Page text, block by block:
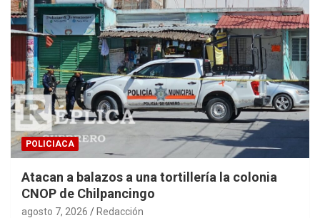
POLICIACA
Atacan a balazos a una tortillería la colonia
CNOP de Chilpancingo
agosto 7, 2026 Redacción